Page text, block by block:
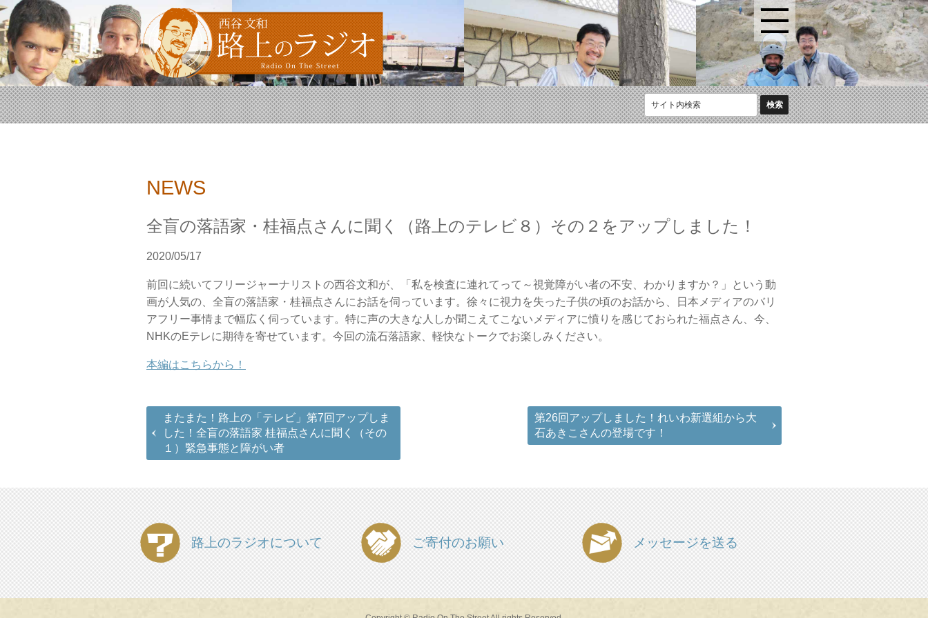
NEWS
全盲の落語家・桂福点さんに聞く（路上のテレビ８）その２をアップしました！
2020/05/17
前回に続いてフリージャーナリストの西谷文和が、「私を検査に連れてって～視覚障がい者の不安、わかりますか？」という動
画が人気の、全盲の落語家・桂福点さんにお話を伺っています。徐々に視力を失った子供の頃のお話から、日本メディアのバリ
アフリー事情まで幅広く伺っています。特に声の大きな人しか聞こえてこないメディアに憤りを感じておられた福点さん、今、
NHKのEテレに期待を寄せています。今回の流石落語家、軽快なトークでお楽しみください。
本編はこちらから！
またまた！路上の「テレビ」第7回アップしま
した！全盲の落語家 桂福点さんに聞く（その
１）緊急事態と障がい者
第26回アップしました！れいわ新選組から大
石あきこさんの登場です！
路上のラジオについて ご寄付のお願い メッセージを送る